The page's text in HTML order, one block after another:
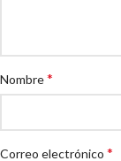
Nombre*
Correo electrónico *